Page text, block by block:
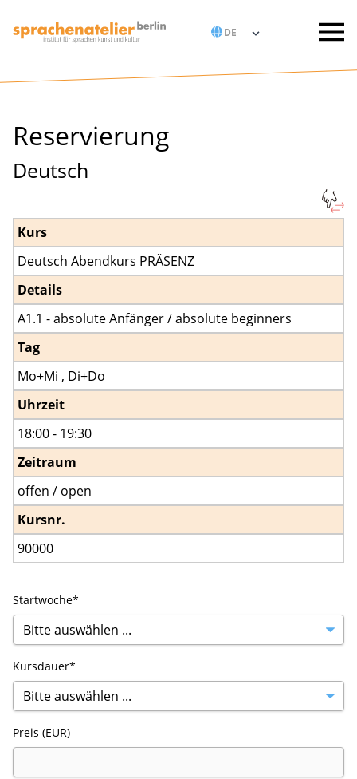
Reservierung
Deutsch
Kurs
Deutsch Abendkurs PRÄSENZ
Details
A1.1 - absolute Anfänger / absolute beginners
Tag
Mo+Mi , Di+Do
Uhrzeit
18:00 - 19:30
Zeitraum
offen / open
Kursnr.
90000
Startwoche*
Kursdauer*
Preis (EUR)